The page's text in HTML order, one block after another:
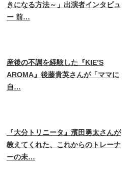
きになる方法～」出演者インタビュ
ー 前…
産後の不調を経験した『KIE’S
AROMA』後藤貴英さんが「ママに
自…
『大分トリニータ』濱田勇太さんが
教えてくれた、これからのトレーナ
ーの未…